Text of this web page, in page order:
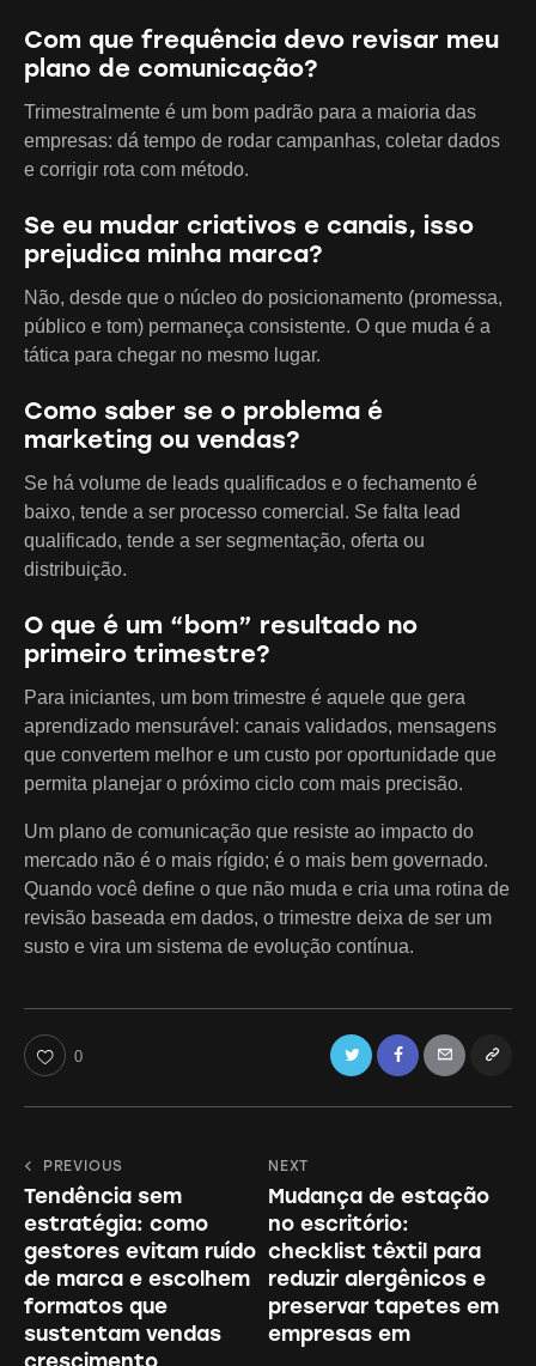
Com que frequência devo revisar meu
plano de comunicação?
Trimestralmente é um bom padrão para a maioria das
empresas: dá tempo de rodar campanhas, coletar dados
e corrigir rota com método.
Se eu mudar criativos e canais, isso
prejudica minha marca?
Não, desde que o núcleo do posicionamento (promessa,
público e tom) permaneça consistente. O que muda é a
tática para chegar no mesmo lugar.
Como saber se o problema é
marketing ou vendas?
Se há volume de leads qualificados e o fechamento é
baixo, tende a ser processo comercial. Se falta lead
qualificado, tende a ser segmentação, oferta ou
distribuição.
O que é um “bom” resultado no
primeiro trimestre?
Para iniciantes, um bom trimestre é aquele que gera
aprendizado mensurável: canais validados, mensagens
que convertem melhor e um custo por oportunidade que
permita planejar o próximo ciclo com mais precisão.
Um plano de comunicação que resiste ao impacto do
mercado não é o mais rígido; é o mais bem governado.
Quando você define o que não muda e cria uma rotina de
revisão baseada em dados, o trimestre deixa de ser um
susto e vira um sistema de evolução contínua.
0 Twitter FacebookEmail Copy
Navegação
de
Post
PREVIOUS
Tendência sem
estratégia: como
gestores evitam ruído
de marca e escolhem
formatos que
sustentam vendas
NEXT
Mudança de estação
no escritório:
checklist têxtil para
reduzir alergênicos e
preservar tapetes em
empresas em
crescimento